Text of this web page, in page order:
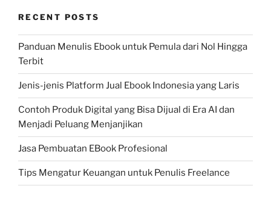
RECENT POSTS
Panduan Menulis Ebook untuk Pemula dari Nol Hingga
Terbit
Jenis-jenis Platform Jual Ebook Indonesia yang Laris
Contoh Produk Digital yang Bisa Dijual di Era AI dan
Menjadi Peluang Menjanjikan
Jasa Pembuatan EBook Profesional
Tips Mengatur Keuangan untuk Penulis Freelance